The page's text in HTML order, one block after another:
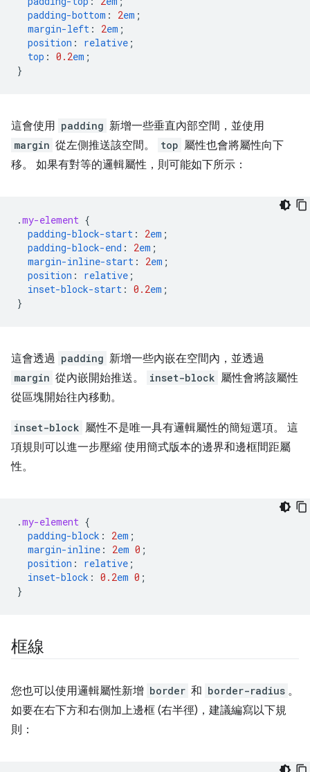
padding-bottom : 2em ;
margin-left : 2em ;
position : relative ;
top : 0.2em ;
}
這會使用 padding 新增一些垂直內部空間，並使用
margin 從左側推送該空間。 top 屬性也會將屬性向下
移。 如果有對等的邏輯屬性，則可能如下所示：
.my-element {
padding-block-start : 2em ;
padding-block-end : 2em ;
margin-inline-start : 2em ;
position : relative ;
inset-block-start : 0.2em ;
}
這會透過 padding 新增一些內嵌在空間內，並透過
margin 從內嵌開始推送。 inset-block 屬性會將該屬性
從區塊開始往內移動。
inset-block 屬性不是唯一具有邏輯屬性的簡短選項。 這
項規則可以進一步壓縮 使用簡式版本的邊界和邊框間距屬
性。
.my-element {
padding-block : 2em ;
margin-inline : 2em 0 ;
position : relative ;
inset-block : 0.2em 0 ;
}
框線
您也可以使用邏輯屬性新增 border 和 border-radius 。
如要在右下方和右側加上邊框 (右半徑)，建議編寫以下規
則：